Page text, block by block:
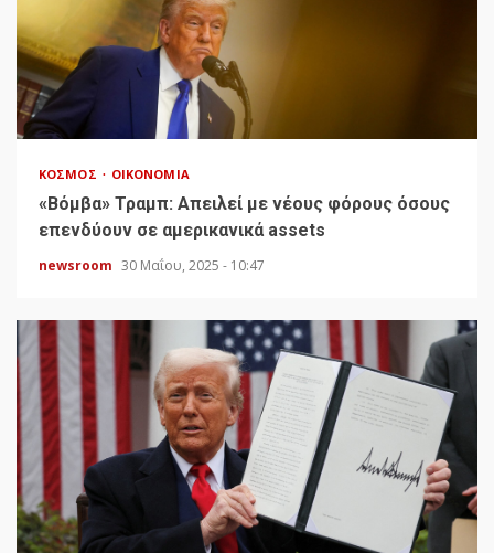
ΚΌΣΜΟΣ ΟΙΚΟΝΟΜΊΑ
«Bόμβα» Τραμπ: Απειλεί με νέους φόρους όσους
επενδύουν σε αμερικανικά assets
newsroom 30 Μαΐου, 2025 - 10:47